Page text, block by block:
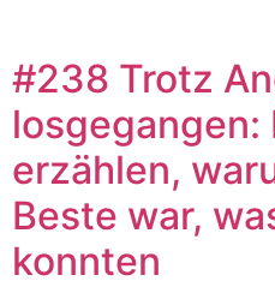
#238 Trotz
losgegangen:
erzählen,
Beste war,
konnten